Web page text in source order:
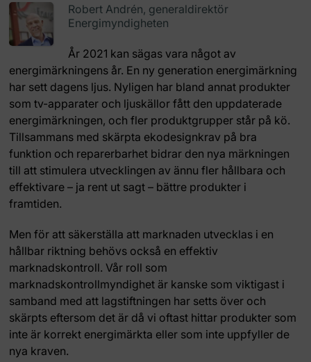
Robert Andrén, generaldirektör
Energimyndigheten
År 2021 kan sägas vara något av
energimärkningens år. En ny generation energimärkning
har sett dagens ljus. Nyligen har bland annat produkter
som tv-apparater och ljuskällor fått den uppdaterade
energimärkningen, och fler produktgrupper står på kö.
Tillsammans med skärpta ekodesignkrav på bra
funktion och reparerbarhet bidrar den nya märkningen
till att stimulera utvecklingen av ännu fler hållbara och
effektivare – ja rent ut sagt – bättre produkter i
framtiden.
Men för att säkerställa att marknaden utvecklas i en
hållbar riktning behövs också en effektiv
marknadskontroll. Vår roll som
marknadskontrollmyndighet är kanske som viktigast i
samband med att lagstiftningen har setts över och
skärpts eftersom det är då vi oftast hittar produkter som
inte är korrekt energimärkta eller som inte uppfyller de
nya kraven.